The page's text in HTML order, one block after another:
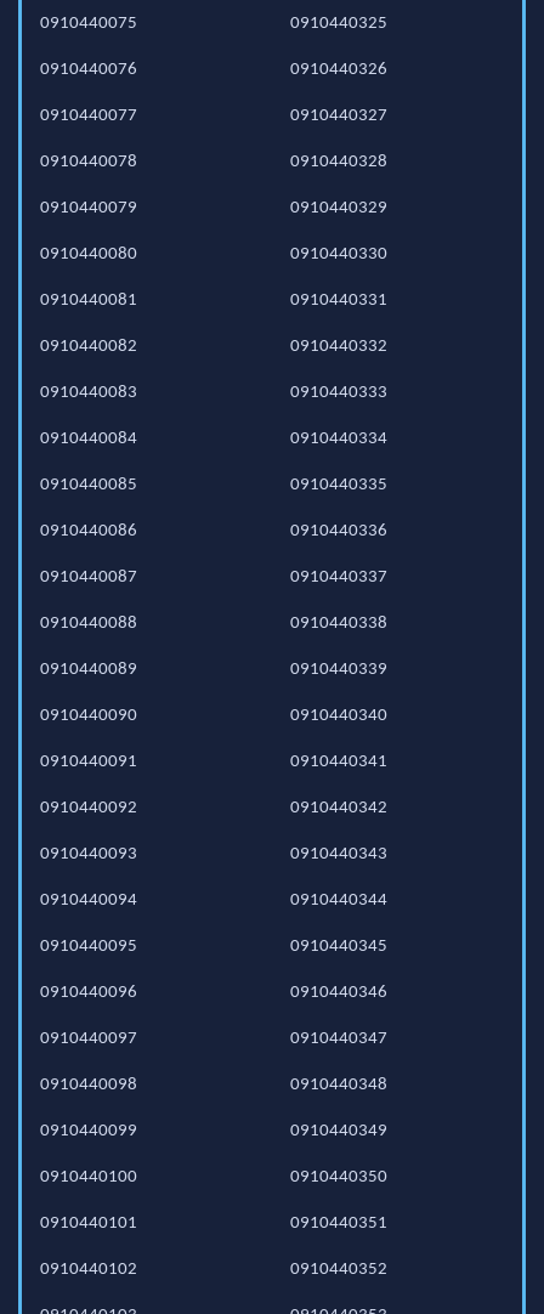
0910440075
0910440076
0910440077
0910440078
0910440079
0910440080
0910440081
0910440082
0910440083
0910440084
0910440085
0910440086
0910440087
0910440088
0910440089
0910440090
0910440091
0910440092
0910440093
0910440094
0910440095
0910440096
0910440097
0910440098
0910440099
0910440100
0910440101
0910440102
0910440325
0910440326
0910440327
0910440328
0910440329
0910440330
0910440331
0910440332
0910440333
0910440334
0910440335
0910440336
0910440337
0910440338
0910440339
0910440340
0910440341
0910440342
0910440343
0910440344
0910440345
0910440346
0910440347
0910440348
0910440349
0910440350
0910440351
0910440352